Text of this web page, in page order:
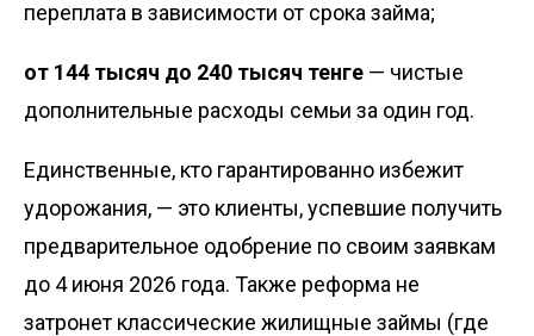
переплата в зависимости от срока займа;
от 144 тысяч до 240 тысяч тенге — чистые
дополнительные расходы семьи за один год.
Единственные, кто гарантированно избежит
удорожания, — это клиенты, успевшие получить
предварительное одобрение по своим заявкам
до 4 июня 2026 года. Также реформа не
затронет классические жилищные займы (где